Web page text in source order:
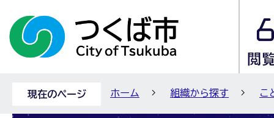
現在のページ ホーム 組織から探す こ